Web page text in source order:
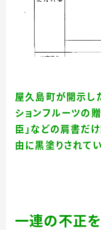
屋久島町が開示し
ションフルーツの
臣」などの肩書だ
由に黒塗りされて
一連の不正